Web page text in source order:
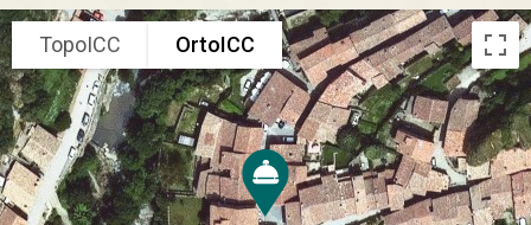
TopoICC OrtoICC